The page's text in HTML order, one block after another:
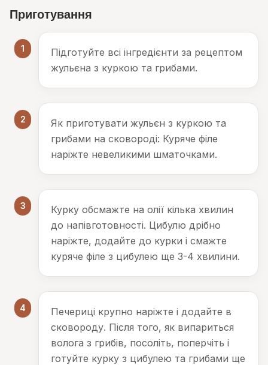
Приготування
1
Підготуйте всі інгредієнти за рецептом
жульєна з куркою та грибами.
2
Як приготувати жульєн з куркою та
грибами на сковороді: Куряче філе
наріжте невеликими шматочками.
3
Курку обсмажте на олії кілька хвилин
до напівготовності. Цибулю дрібно
наріжте, додайте до курки і смажте
куряче філе з цибулею ще 3-4 хвилини.
4
Печериці крупно наріжте і додайте в
сковороду. Після того, як випариться
волога з грибів, посоліть, поперчіть і
готуйте курку з цибулею та грибами ще